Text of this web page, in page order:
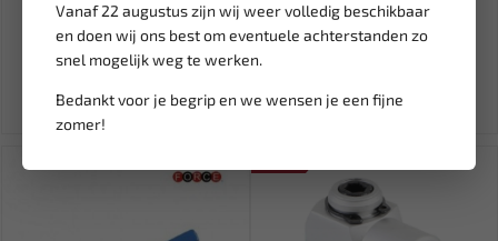
Vanaf 22 augustus zijn wij weer volledig beschikbaar
en doen wij ons best om eventuele achterstanden zo
snel mogelijk weg te werken.
Bedankt voor je begrip en we wensen je een fijne
zomer!
8,41
Ex. btw: € 6,95
set M3 - M...
71,48
84,10